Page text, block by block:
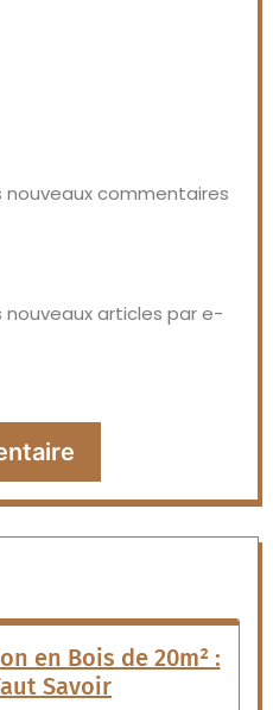
commentaires
articles par e-
en Bois de 20m² :
Savoir